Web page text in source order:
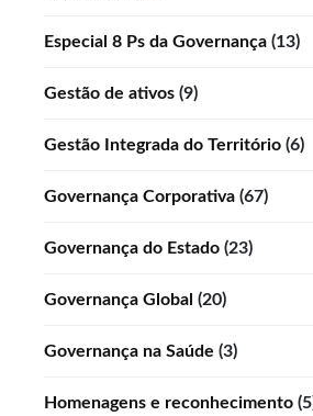
Especial 8 Ps da Governança (13)
Gestão de ativos (9)
Gestão Integrada do Território (6)
Governança Corporativa (67)
Governança do Estado (23)
Governança Global (20)
Governança na Saúde (3)
Homenagens e reconhecimento